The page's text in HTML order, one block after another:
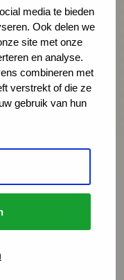
media te bieden
Ook delen we
site met onze
en analyse.
combineren met
verstrekt of die ze
gebruik van hun
van
op